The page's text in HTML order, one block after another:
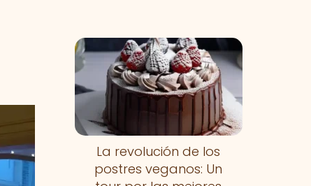
La revolución de los
postres veganos: Un